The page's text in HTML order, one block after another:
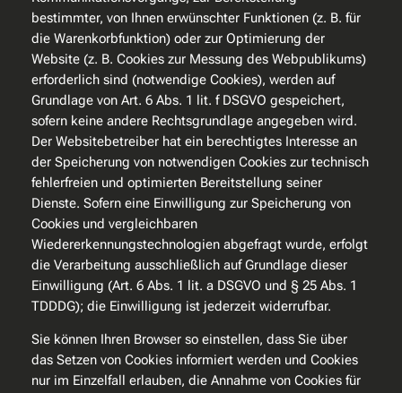
bestimmter, von Ihnen erwünschter Funktionen (z. B. für
die Warenkorbfunktion) oder zur Optimierung der
Website (z. B. Cookies zur Messung des Webpublikums)
erforderlich sind (notwendige Cookies), werden auf
Grundlage von Art. 6 Abs. 1 lit. f DSGVO gespeichert,
sofern keine andere Rechtsgrundlage angegeben wird.
Der Websitebetreiber hat ein berechtigtes Interesse an
der Speicherung von notwendigen Cookies zur technisch
fehlerfreien und optimierten Bereitstellung seiner
Dienste. Sofern eine Einwilligung zur Speicherung von
Cookies und vergleichbaren
Wiedererkennungstechnologien abgefragt wurde, erfolgt
die Verarbeitung ausschließlich auf Grundlage dieser
Einwilligung (Art. 6 Abs. 1 lit. a DSGVO und § 25 Abs. 1
TDDDG); die Einwilligung ist jederzeit widerrufbar.
Sie können Ihren Browser so einstellen, dass Sie über
das Setzen von Cookies informiert werden und Cookies
nur im Einzelfall erlauben, die Annahme von Cookies für